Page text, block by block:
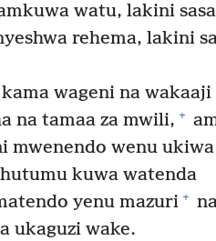
watu, lakini
rehema, lakini
wageni na wakaaji
na tamaa za mwili, +
mwenendo wenu ukiwa
kuwa watenda
yenu mazuri +
ukaguzi wake.